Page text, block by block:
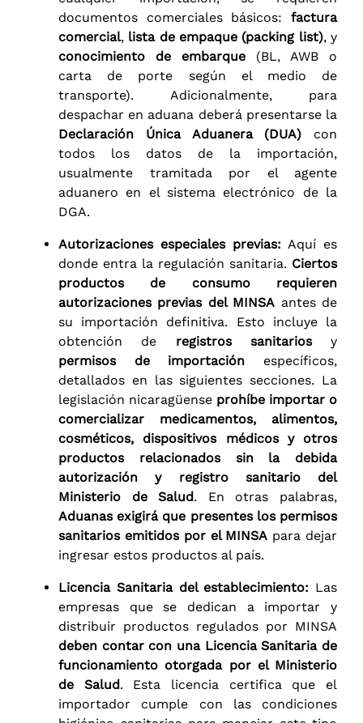
documentos comerciales básicos: factura
comercial, lista de empaque (packing list), y
conocimiento de embarque (BL, AWB o
carta de porte según el medio de
transporte). Adicionalmente, para
despachar en aduana deberá presentarse la
Declaración Única Aduanera (DUA) con
todos los datos de la importación,
usualmente tramitada por el agente
aduanero en el sistema electrónico de la
DGA.
Autorizaciones especiales previas: Aquí es
donde entra la regulación sanitaria. Ciertos
productos de consumo requieren
autorizaciones previas del MINSA antes de
su importación definitiva. Esto incluye la
obtención de registros sanitariosy
permisos de importación específicos,
detallados en las siguientes secciones. La
legislación nicaragüense prohíbe importar o
comercializar medicamentos, alimentos,
cosméticos, dispositivos médicos y otros
productos relacionados sin la debida
autorización y registro sanitario del
Ministerio de Salud. En otras palabras,
Aduanas exigirá que presentes los permisos
sanitarios emitidos por el MINSA para dejar
ingresar estos productos al país.
Licencia Sanitaria del establecimiento: Las
empresas que se dedican a importar y
distribuir productos regulados por MINSA
deben contar con una Licencia Sanitaria de
funcionamiento otorgada por el Ministerio
de Salud. Esta licencia certifica que el
importador cumple con las condiciones